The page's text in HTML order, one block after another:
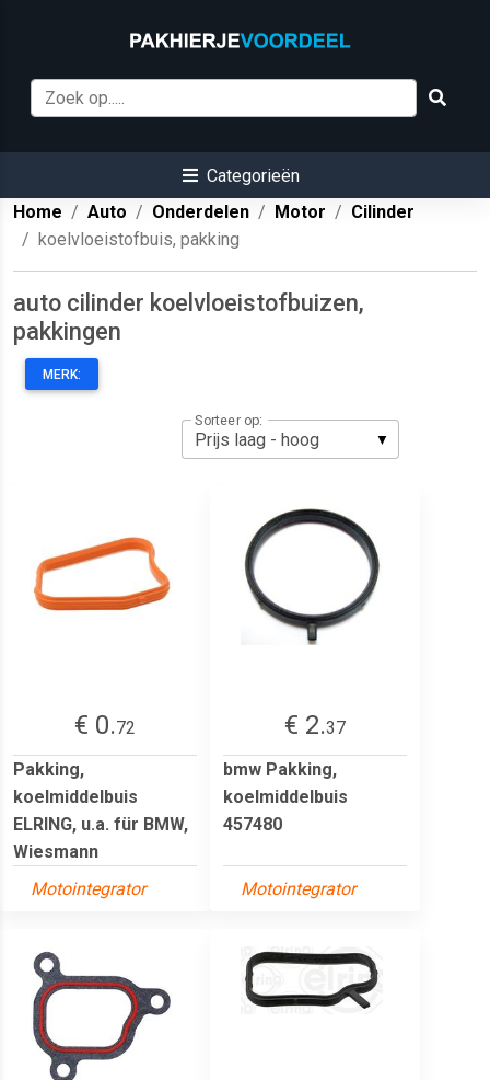
Categorieën
Home
Auto Onderdelen Motor
Cilinder
koelvloeistofbuis, pakking
auto cilinder koelvloeistofbuizen,
pakkingen
MERK:
Sorteer op:
€ 0.72
Pakking,
koelmiddelbuis
ELRING, u.a. für BMW,
Wiesmann
Motointegrator
€ 2.37
bmw Pakking,
koelmiddelbuis
457480
Motointegrator